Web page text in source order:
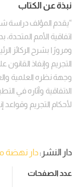
نبذة عن الكتاب
“يقدم المؤلف دراسة
اتفاقية الأمم المتحدة،
ومرورًا بشرح الركائز
التجريم وإنفاذ
وجهة نظره العلمية
الاتفاقية وآثاره في
لأحكام التجريم وقواعد
دار النشر:دار نهضة
عدد الصفحات